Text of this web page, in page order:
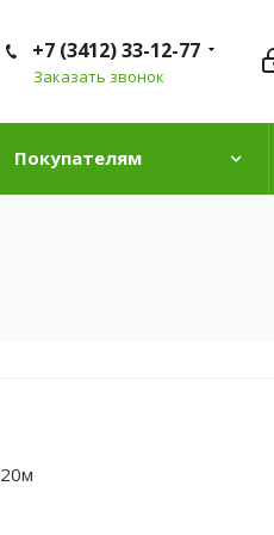
+7 (3412) 33-12-77
Заказать звонок
Покупателям